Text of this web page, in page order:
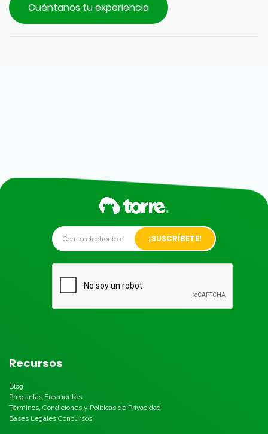
Cuéntanos tu experiencia
Alternative:
Recursos
Blog
Preguntas Frecuentes
Términos, Condiciones y Políticas de Privacidad
Bases Legales Concursos